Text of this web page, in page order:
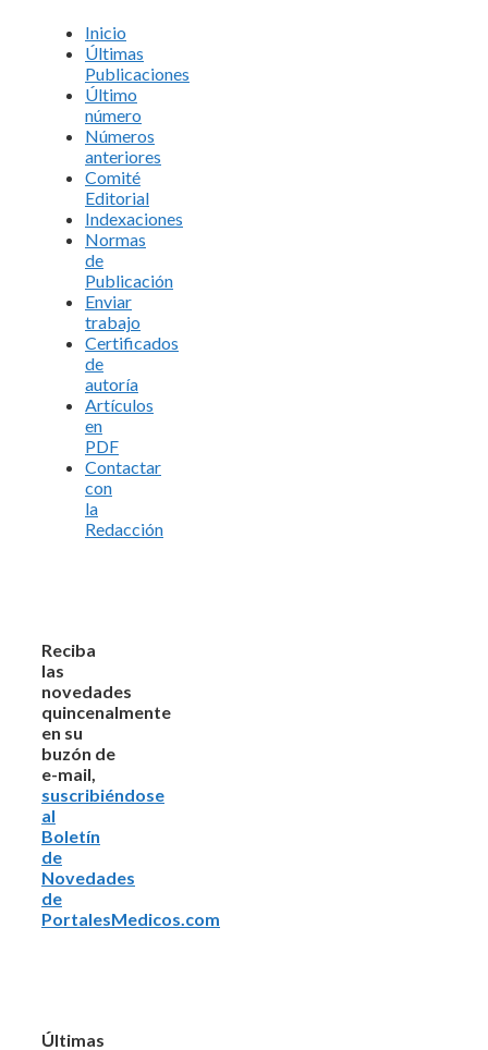
Inicio
Últimas
Publicaciones
Último
número
Números
anteriores
Comité
Editorial
Indexaciones
Normas
de
Publicación
Enviar
trabajo
Certificados
de
autoría
Artículos
en
PDF
Contactar
con
la
Redacción
Reciba
las
novedades
quincenalmente
en su
buzón de
e-mail,
suscribiéndose
al
Boletín
de
Novedades
de
PortalesMedicos.com
Últimas